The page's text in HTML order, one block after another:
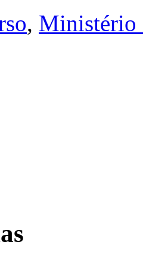
, Ministério